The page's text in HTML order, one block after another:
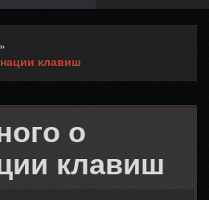
»
клавиш
о
клавиш